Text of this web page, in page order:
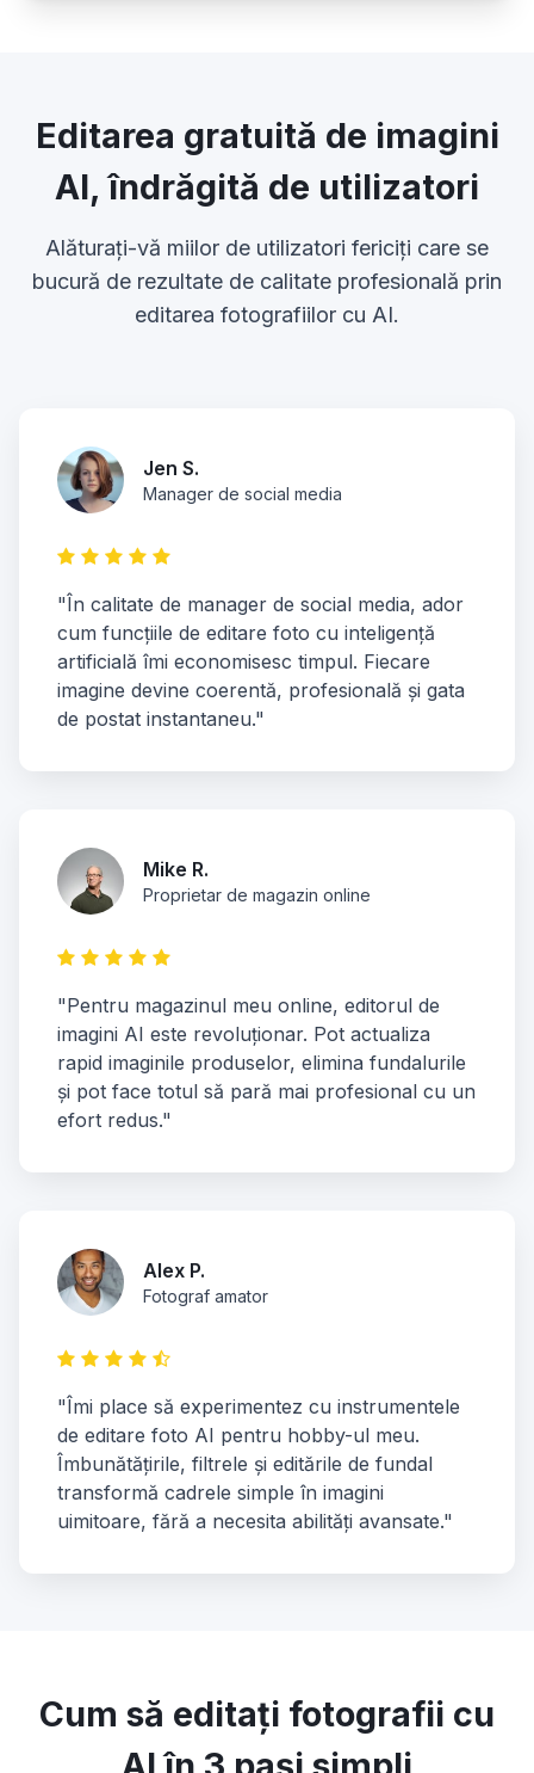
Editarea gratuită de imagini
AI, îndrăgită de utilizatori
Alăturați-vă miilor de utilizatori fericiți care se
bucură de rezultate de calitate profesională prin
editarea fotografiilor cu AI.
Jen S.
Manager de social media
"În calitate de manager de social media, ador
cum funcțiile de editare foto cu inteligență
artificială îmi economisesc timpul. Fiecare
imagine devine coerentă, profesională și gata
de postat instantaneu."
Mike R.
Proprietar de magazin online
"Pentru magazinul meu online, editorul de
imagini AI este revoluționar. Pot actualiza
rapid imaginile produselor, elimina fundalurile
și pot face totul să pară mai profesional cu un
efort redus."
Alex P.
Fotograf amator
"Îmi place să experimentez cu instrumentele
de editare foto AI pentru hobby-ul meu.
Îmbunătățirile, filtrele și editările de fundal
transformă cadrele simple în imagini
uimitoare, fără a necesita abilități avansate."
Cum să editați fotografii cu